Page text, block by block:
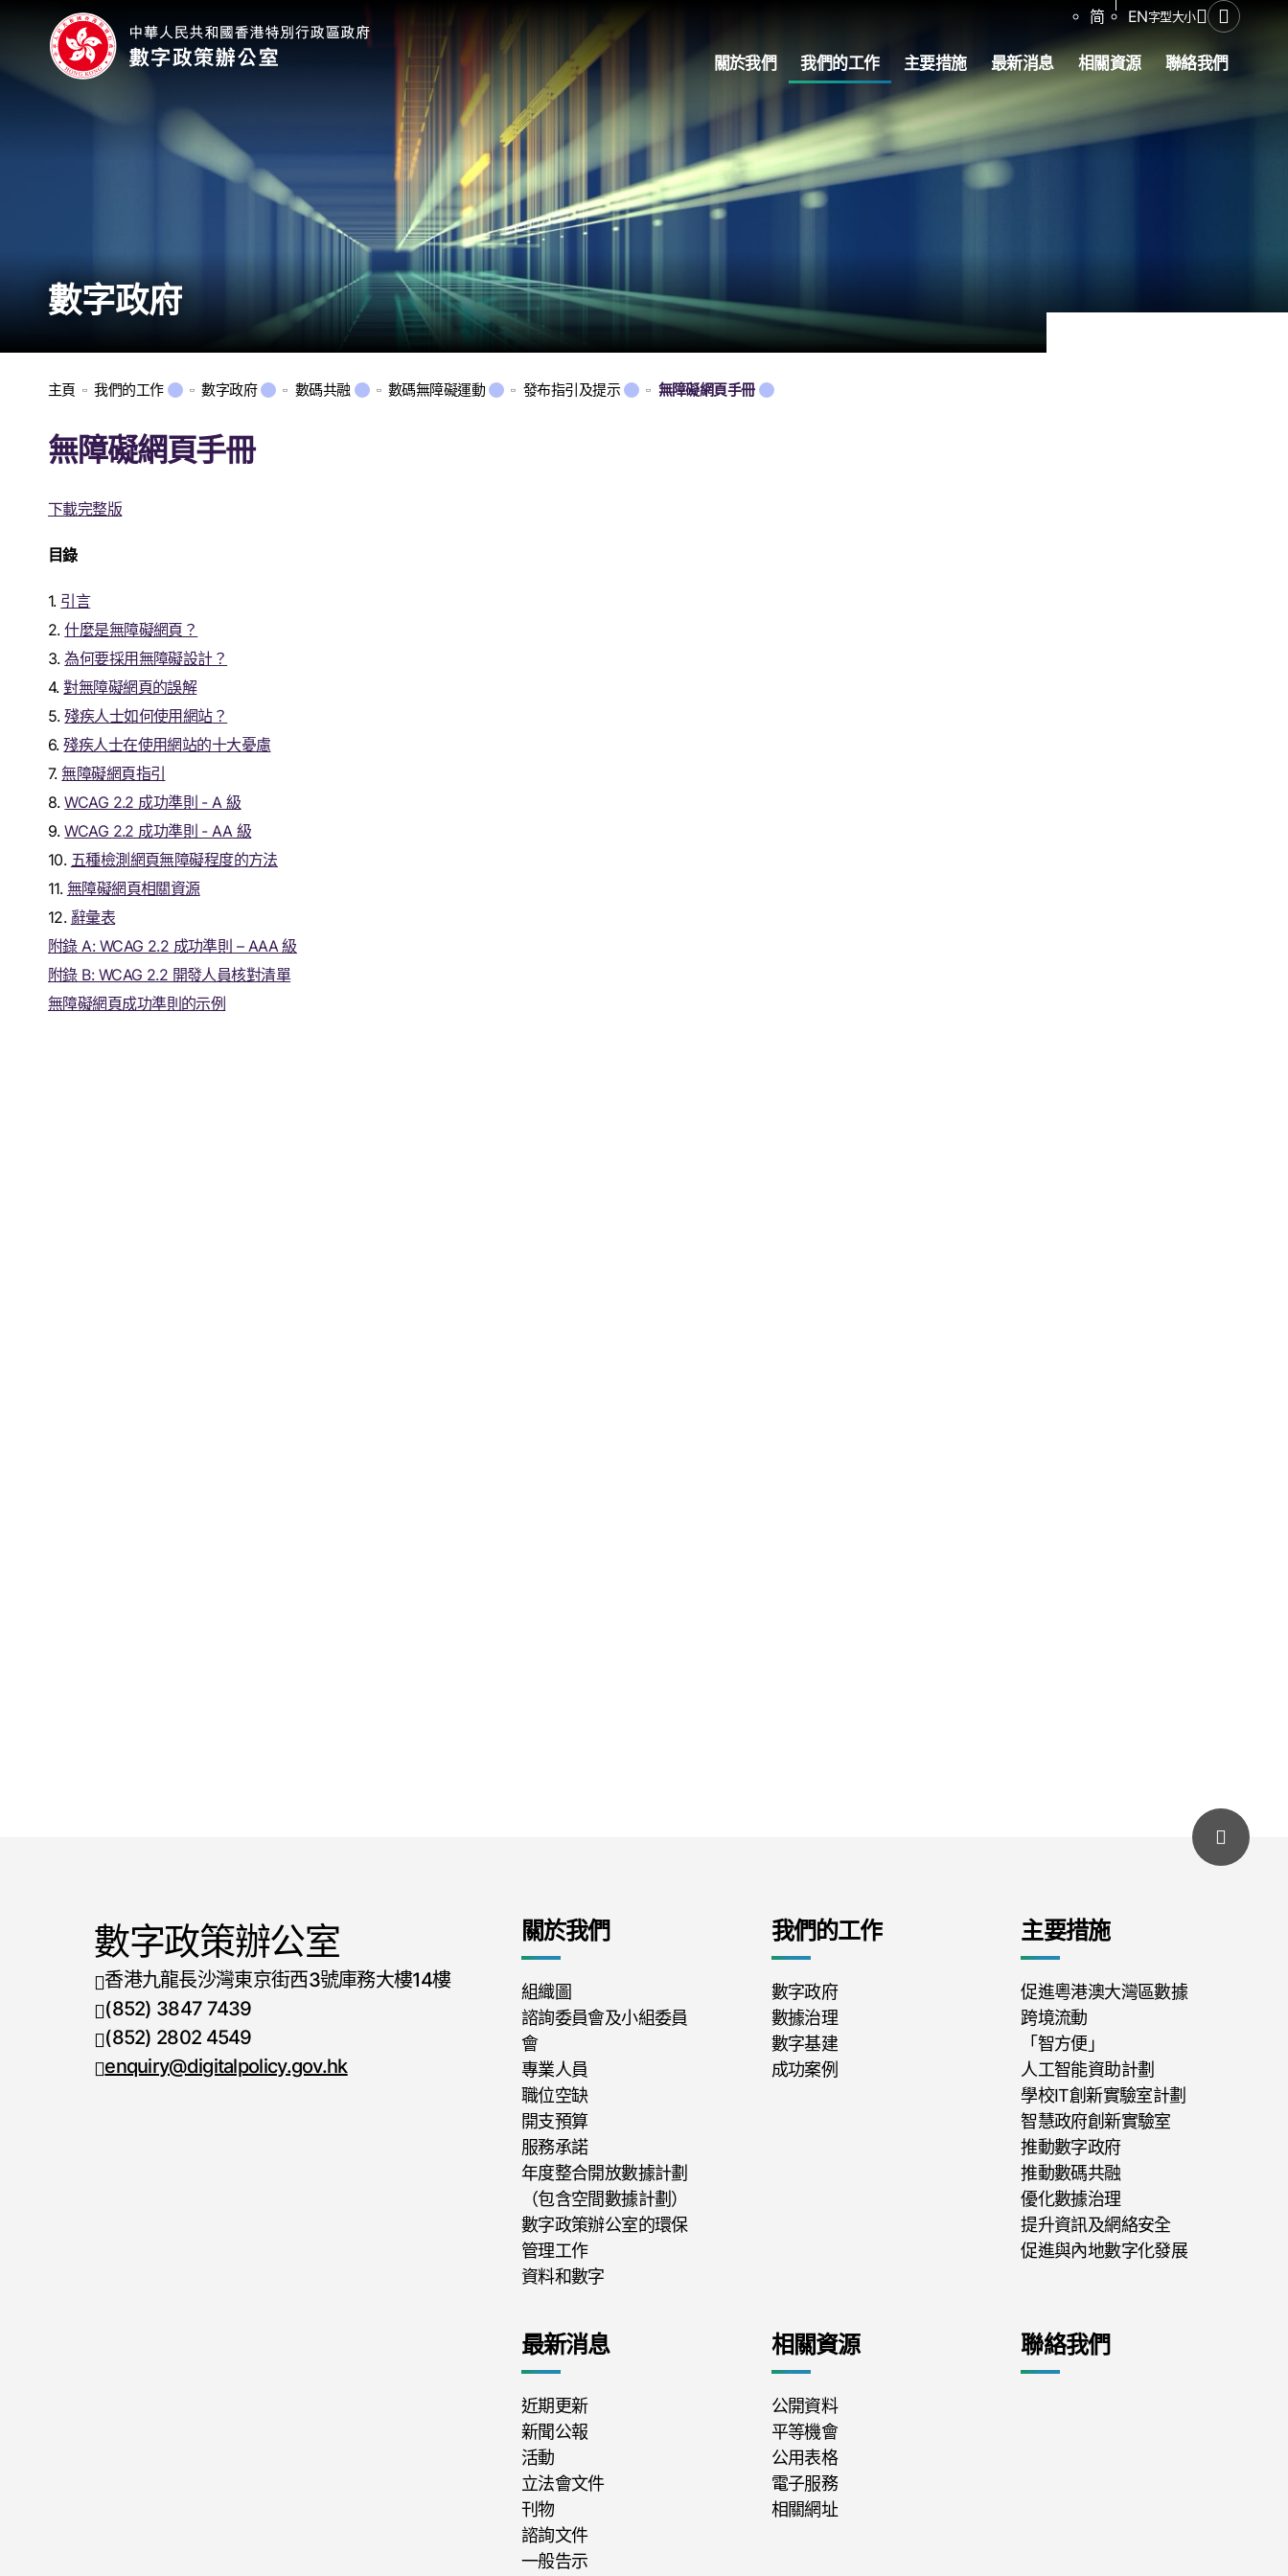
简 EN字型大小分享開啟搜尋
關於我們 我們的工作 主要措施 最新消息 相關資源 聯絡我們
數字政府
主頁 我們的工作 數字政府 數碼共融 數碼無障礙運動 發布指引及提示 無障礙網頁手冊
無障礙網頁手冊
下載完整版
目錄
1. 引言
2.什麼是無障礙網頁？
3.為何要採用無障礙設計？
4.對無障礙網頁的誤解
5.殘疾人士如何使用網站？
6.殘疾人士在使用網站的十大憂慮
7.無障礙網頁指引
8.WCAG 2.2 成功準則 - A 級
9.WCAG 2.2 成功準則 - AA 級
10. 五種檢測網頁無障礙程度的方法
11. 無障礙網頁相關資源
12. 辭彙表
附錄 A: WCAG 2.2 成功準則 – AAA 級
附錄 B: WCAG 2.2 開發人員核對清單
無障礙網頁成功準則的示例
數字政策辦公室
香港九龍長沙灣東京街西3號庫務大樓14樓
電話號碼
(852) 3847 7439
傳真號碼
(852) 2802 4549
enquiry@digitalpolicy.gov.hk
關於我們
組織圖
諮詢委員會及小組委員
會
專業人員
職位空缺
開支預算
服務承諾
年度整合開放數據計劃
（包含空間數據計劃）
數字政策辦公室的環保
管理工作
資料和數字
我們的工作
數字政府
數據治理
數字基建
成功案例
主要措施
促進粵港澳大灣區數據
跨境流動
「智方便」
人工智能資助計劃
學校IT創新實驗室計劃
智慧政府創新實驗室
推動數字政府
推動數碼共融
優化數據治理
提升資訊及網絡安全
促進與內地數字化發展
最新消息
近期更新
新聞公報
活動
立法會文件
刊物
諮詢文件
一般告示
相關資源
公開資料
平等機會
公用表格
電子服務
相關網址
聯絡我們